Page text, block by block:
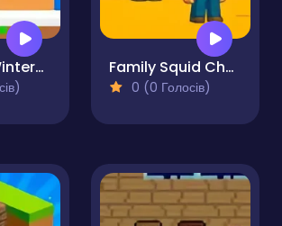
Minicraft Winterblock Family Squid Challenge
0 (0 Голосів)